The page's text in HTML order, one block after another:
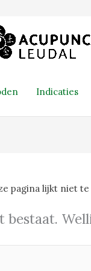
Indicaties
pagina lijkt niet te